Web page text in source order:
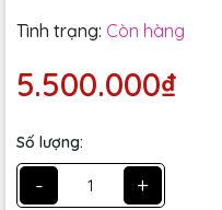
Tình trạng: Còn hàng
5.500.000₫
Số lượng:
- +